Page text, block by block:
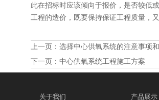
此在招标时应该倾向于报价，是否较低
工程的造价，既要保持保证工程质量，
上一页：选择中心供氧系统的注意事项
下一页：中心供氧系统工程施工方案
关于我们 产品展示